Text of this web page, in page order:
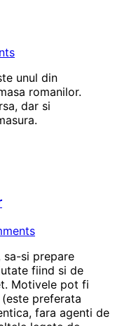
unul din
romanilor.
dar si
sa-si prepare
fiind si de
Motivele pot fi
preferata
fara agenti de